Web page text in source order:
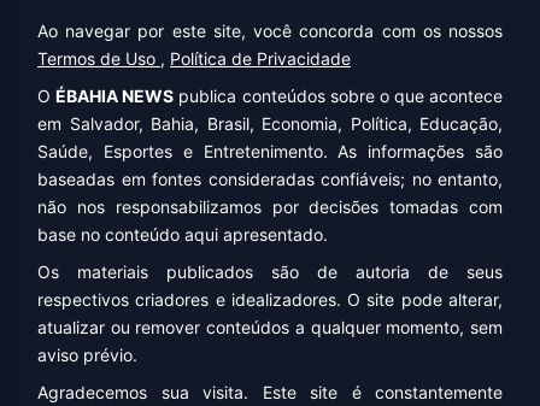
Ao navegar por este site, você concorda com os nossos
Termos de Uso , Política de Privacidade
OÉBAHIA NEWS publica conteúdos sobre o que acontece
em Salvador, Bahia, Brasil, Economia, Política, Educação,
Saúde, Esportes e Entretenimento. As informações são
baseadas em fontes consideradas confiáveis; no entanto,
não nos responsabilizamos por decisões tomadas com
base no conteúdo aqui apresentado.
Os materiais publicados são de autoria de seus
respectivos criadores e idealizadores. O site pode alterar,
atualizar ou remover conteúdos a qualquer momento, sem
aviso prévio.
Agradecemos sua visita. Este site é constantemente